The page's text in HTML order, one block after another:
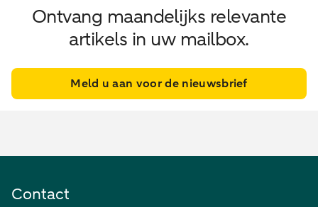
Ontvang maandelijks relevante
artikels in uw mailbox.
Meld u aan voor de nieuwsbrief
Contact